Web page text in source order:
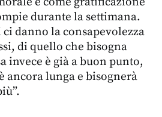
durante la settimana.
danno la consapevolezza
di quello che bisogna
invece è già a buon punto,
ancora lunga e bisognerà